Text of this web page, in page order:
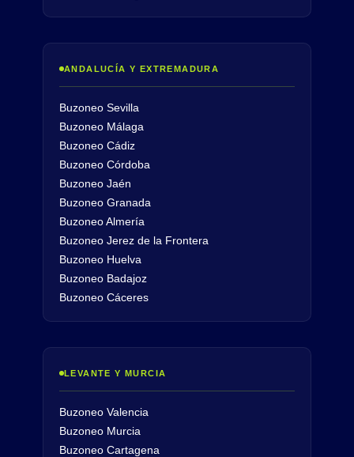
ANDALUCÍA Y EXTREMADURA
Buzoneo Sevilla
Buzoneo Málaga
Buzoneo Cádiz
Buzoneo Córdoba
Buzoneo Jaén
Buzoneo Granada
Buzoneo Almería
Buzoneo Jerez de la Frontera
Buzoneo Huelva
Buzoneo Badajoz
Buzoneo Cáceres
LEVANTE Y MURCIA
Buzoneo Valencia
Buzoneo Murcia
Buzoneo Cartagena